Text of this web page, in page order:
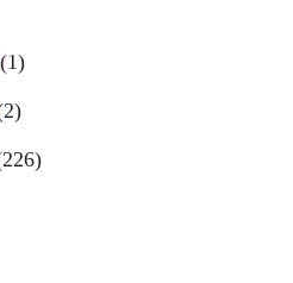
(1)